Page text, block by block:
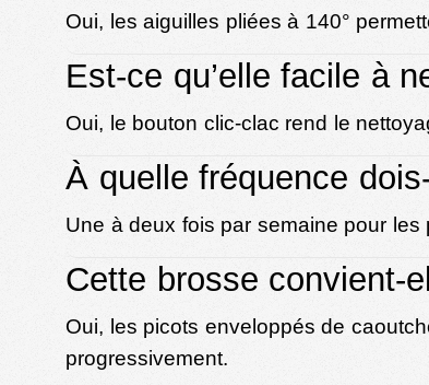
Oui, les aiguilles pliées à 140°
Est-ce qu’elle facile à
Oui, le bouton clic-clac rend le
À quelle fréquence
Une à deux fois par semaine pour
Cette brosse convient-
Oui, les picots enveloppés de
progressivement.